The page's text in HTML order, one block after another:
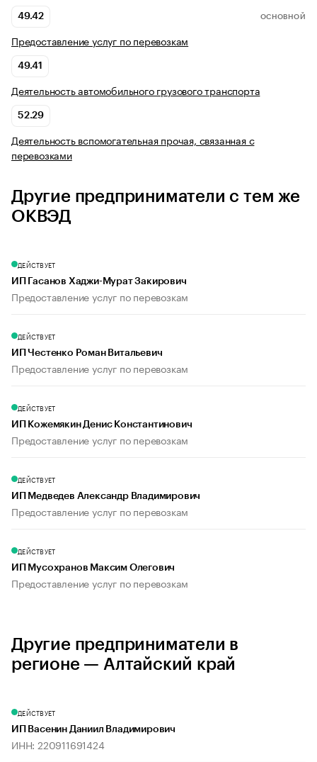
49.42 ОСНОВНОЙ
Предоставление услуг по перевозкам
49.41
Деятельность автомобильного грузового транспорта
52.29
Деятельность вспомогательная прочая, связанная с
перевозками
Другие предприниматели с тем же
ОКВЭД
ДЕЙСТВУЕТ
ИП Гасанов Хаджи-Мурат Закирович
Предоставление услуг по перевозкам
ДЕЙСТВУЕТ
ИП Честенко Роман Витальевич
Предоставление услуг по перевозкам
ДЕЙСТВУЕТ
ИП Кожемякин Денис Константинович
Предоставление услуг по перевозкам
ДЕЙСТВУЕТ
ИП Медведев Александр Владимирович
Предоставление услуг по перевозкам
ДЕЙСТВУЕТ
ИП Мусохранов Максим Олегович
Предоставление услуг по перевозкам
Другие предприниматели в
регионе — Алтайский край
ДЕЙСТВУЕТ
ИП Васенин Даниил Владимирович
ИНН: 220911691424